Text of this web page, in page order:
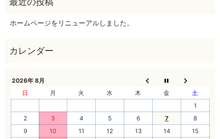
ホームページをリニューアルしました。
2026年 8月
日
月 火 水 木 金
土
1
2
3 4 5 6 7
8
9
10 11 12 13 14
15